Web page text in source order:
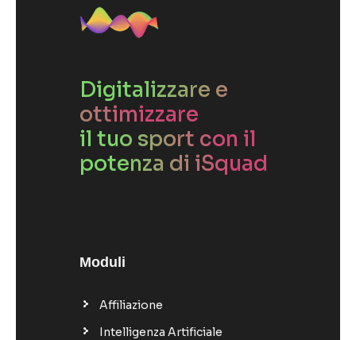
Digitalizzare e
ottimizzare
il tuo sport con il
potenza di iSquad
Moduli
Affiliazione
Intelligenza Artificiale